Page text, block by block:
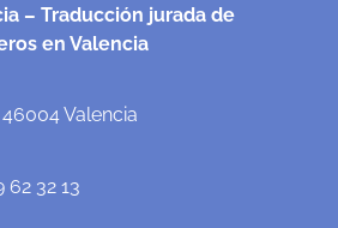
– Traducción jurada de
en Valencia
Valencia
62 32 13